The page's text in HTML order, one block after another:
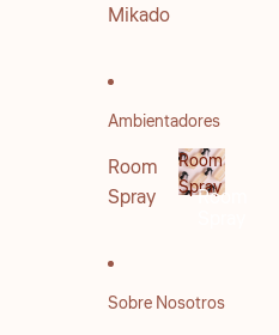
Mikado
Ambientadores
Room
Spray
Room
Spray
Room
Sobre Nosotros